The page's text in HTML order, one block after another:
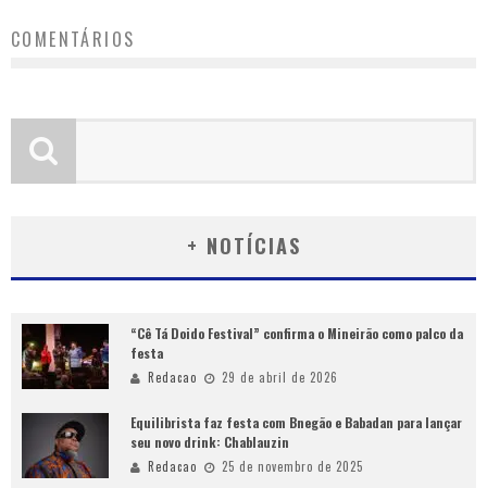
COMENTÁRIOS
+ NOTÍCIAS
“Cê Tá Doido Festival” confirma o Mineirão como palco da
festa
Redacao 29 de abril de 2026
Equilibrista faz festa com Bnegão e Babadan para lançar
seu novo drink: Chablauzin
Redacao 25 de novembro de 2025